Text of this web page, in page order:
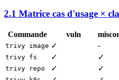
2.1 Matrice cas d'usage ×
Commande vuln
trivy image ✓ -
trivy fs ✓ ✓
trivy repo ✓ ✓